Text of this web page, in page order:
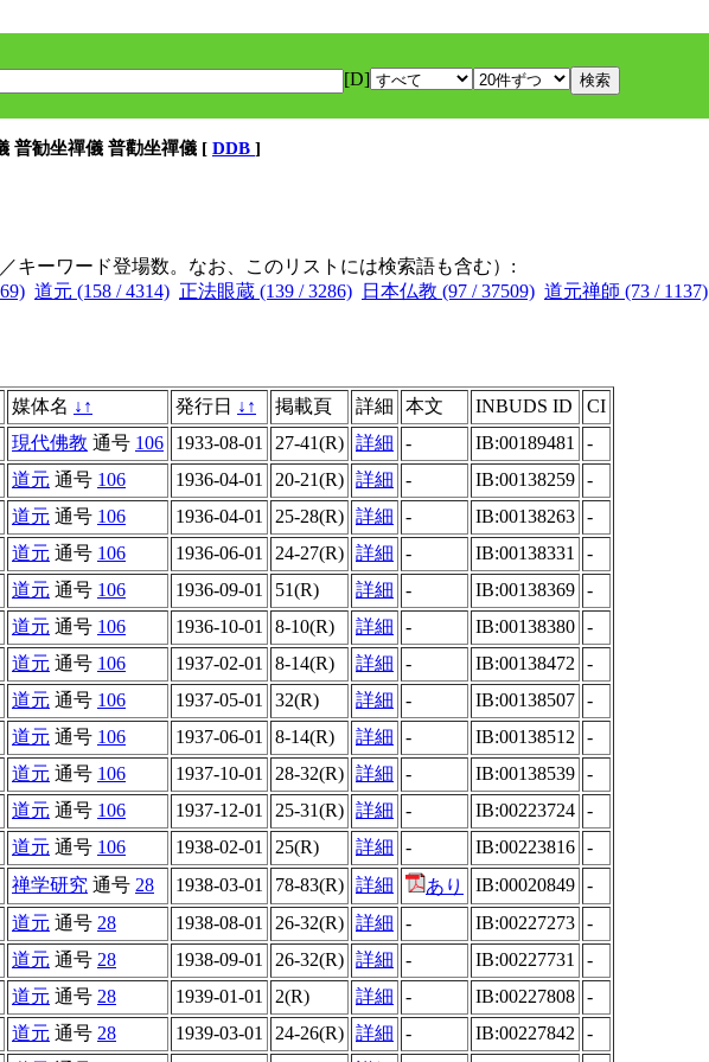
[D]
普勧坐禪儀 普勸坐禪儀 [ DDB ]
キーワード登場数。なお、このリストには検索語も含む）:
道元 (158 / 4314) 正法眼蔵 (139 / 3286) 日本仏教 (97 / 37509) 道元禅師 (73 / 1137)
媒体名 ↓ ↑ 発行日 ↓ ↑ 掲載頁 詳細 本文 INBUDS ID
CI
現代佛教 通号 106 1933-08-01 27-41(R) 詳細 - IB:00189481
-
道元 通号 106 1936-04-01 20-21(R) 詳細 - IB:00138259 -
道元 通号 106 1936-04-01 25-28(R) 詳細 - IB:00138263 -
道元 通号 106 1936-06-01 24-27(R) 詳細 - IB:00138331
-
道元 通号 106 1936-09-01 51(R) 詳細 - IB:00138369 -
道元 通号 106 1936-10-01 8-10(R) 詳細 - IB:00138380 -
道元 通号 106 1937-02-01 8-14(R) 詳細 - IB:00138472
-
道元 通号 106 1937-05-01 32(R) 詳細 - IB:00138507 -
道元 通号 106 1937-06-01 8-14(R) 詳細 - IB:00138512
-
道元 通号 106 1937-10-01 28-32(R) 詳細 - IB:00138539 -
道元 通号 106 1937-12-01 25-31(R) 詳細 - IB:00223724 -
道元 通号 106 1938-02-01 25(R) 詳細 - IB:00223816 -
禅学研究 通号 28 1938-03-01 78-83(R) 詳細 あり IB:00020849 -
道元 通号 28 1938-08-01 26-32(R) 詳細 - IB:00227273 -
道元 通号 28 1938-09-01 26-32(R) 詳細 - IB:00227731
-
道元 通号 28 1939-01-01 2(R) 詳細 - IB:00227808 -
道元 通号 28 1939-03-01 24-26(R) 詳細 - IB:00227842
-